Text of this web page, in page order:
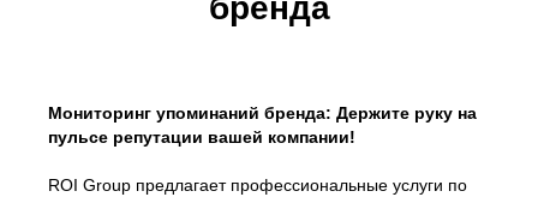
Мониторинг упоминаний бренда: Держите руку на
пульсе репутации вашей компании!
ROI Group предлагает профессиональные услуги по